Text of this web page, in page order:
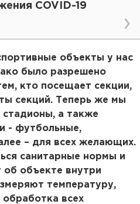
COVID-19
объекты у нас
было разрешено
кто посещает секции,
секций. Теперь же мы
а также
- футбольные,
– для всех желающих.
санитарные нормы и
об объекте внутри
температуру,
обработка всех